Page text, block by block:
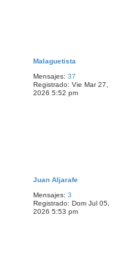
Malaguetista
Mensajes: 37
Registrado: Vie Mar 27,
2026 5:52 pm
Juan Aljarafe
Mensajes: 3
Registrado: Dom Jul 05,
2026 5:53 pm